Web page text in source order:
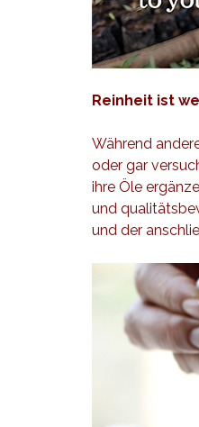
Reinheit ist
Während
oder gar
ihre Öle
und
und der